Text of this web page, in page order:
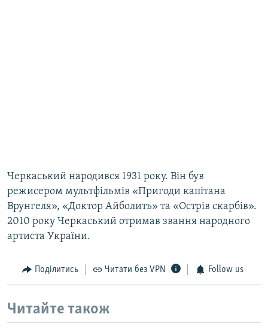
Черкаський народився 1931 року. Він був
режисером мультфільмів «Пригоди капітана
Врунгеля», «Доктор Айболить» та «Острів скарбів».
2010 року Черкаський отримав звання народного
артиста України.
Поділитись Читати без VPN Follow us
Читайте також